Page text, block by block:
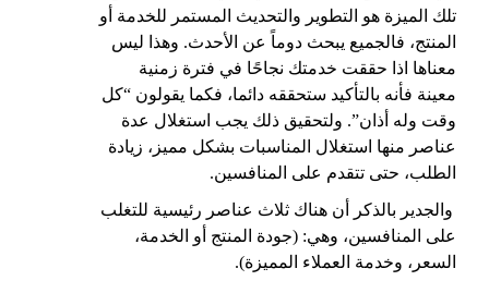
تلك الميزة هو التطوير والتحديث المستمر للخدمة أو
المنتج، فالجميع يبحث دوماً عن الأحدث. وهذا ليس
معناها اذا حققت خدمتك نجاحًا في فترة زمنية
معينة فأنه بالتأكيد ستحققه دائما، فكما يقولون “كل
وقت وله أذان”. ولتحقيق ذلك يجب استغلال عدة
عناصر منها استغلال المناسبات بشكل مميز، زيادة
الطلب، حتى تتقدم على المنافسين.
والجدير بالذكر أن هناك ثلاث عناصر رئيسية للتغلب
على المنافسين، وهي: (جودة المنتج أو الخدمة،
السعر، وخدمة العملاء المميزة).